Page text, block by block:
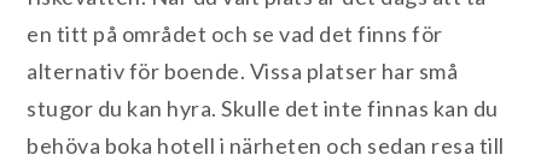
en titt på området och se vad det finns för
alternativ för boende. Vissa platser har små
stugor du kan hyra. Skulle det inte finnas kan du
behöva boka hotell i närheten och sedan resa till